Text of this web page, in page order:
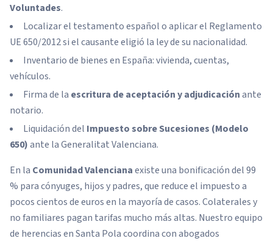
Voluntades.
Localizar el testamento español o aplicar el Reglamento
UE 650/2012 si el causante eligió la ley de su nacionalidad.
Inventario de bienes en España: vivienda, cuentas,
vehículos.
Firma de la escritura de aceptación y adjudicaciónante
notario.
Liquidación del Impuesto sobre Sucesiones (Modelo
650)ante la Generalitat Valenciana.
En la Comunidad Valencianaexiste una bonificación del 99
% para cónyuges, hijos y padres, que reduce el impuesto a
pocos cientos de euros en la mayoría de casos. Colaterales y
no familiares pagan tarifas mucho más altas. Nuestro equipo
de herencias en Santa Pola coordina con abogados